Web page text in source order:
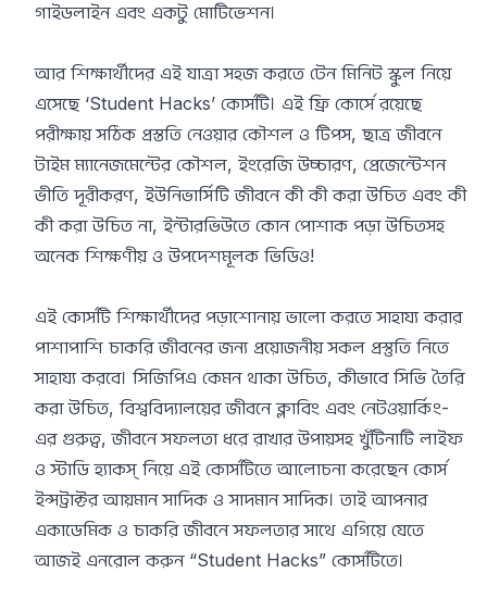
গাইডলাইন এবং একটু মোটিভেশন।
আর শিক্ষার্থীদের এই যাত্রা সহজ করতে টেন মিনিট স্কুল নিয়ে
এসেছে ‘Student Hacks’ কোর্সটি। এই ফ্রি কোর্সে রয়েছে
পরীক্ষায় সঠিক প্রস্ততি নেওয়ার কৌশল ও টিপস, ছাত্র জীবনে
টাইম ম্যানেজমেন্টের কৌশল, ইংরেজি উচ্চারণ, প্রেজেন্টেশন
ভীতি দূরীকরণ, ইউনিভার্সিটি জীবনে কী কী করা উচিত এবং কী
কী করা উচিত না, ইন্টারভিউতে কোন পোশাক পড়া উচিতসহ
অনেক শিক্ষণীয় ও উপদেশমূলক ভিডিও!
এই কোর্সটি শিক্ষার্থীদের পড়াশোনায় ভালো করতে সাহায্য করার
পাশাপাশি চাকরি জীবনের জন্য প্রয়োজনীয় সকল প্রস্তুতি নিতে
সাহায্য করবে। সিজিপিএ কেমন থাকা উচিত, কীভাবে সিভি তৈরি
করা উচিত, বিশ্ববিদ্যালয়ের জীবনে ক্লাবিং এবং নেটওয়ার্কিং-
এর গুরুত্ব, জীবনে সফলতা ধরে রাখার উপায়সহ খুঁটিনাটি লাইফ
ও স্টাডি হ্যাকস্ নিয়ে এই কোর্সটিতে আলোচনা করেছেন কোর্স
ইন্সট্রাক্টর আয়মান সাদিক ও সাদমান সাদিক। তাই আপনার
একাডেমিক ও চাকরি জীবনে সফলতার সাথে এগিয়ে যেতে
আজই এনরোল করুন “Student Hacks” কোর্সটিতে।